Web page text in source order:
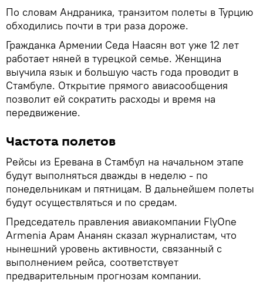
По словам Андраника, транзитом полеты в Турцию
обходились почти в три раза дороже.
Гражданка Армении Седа Наасян вот уже 12 лет
работает няней в турецкой семье. Женщина
выучила язык и большую часть года проводит в
Стамбуле. Открытие прямого авиасообщения
позволит ей сократить расходы и время на
передвижение.
Частота полетов
Рейсы из Еревана в Стамбул на начальном этапе
будут выполняться дважды в неделю - по
понедельникам и пятницам. В дальнейшем полеты
будут осуществляться и по средам.
Председатель правления авиакомпании FlyOne
Armenia Арам Ананян сказал журналистам, что
нынешний уровень активности, связанный с
выполнением рейса, соответствует
предварительным прогнозам компании.